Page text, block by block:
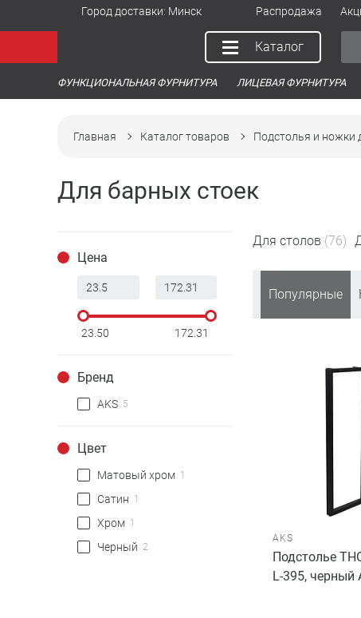
Город доставки: Минск Распродажа
Каталог
ФУНКЦИОНАЛЬНАЯ ФУРНИТУРА ЛИЦЕВАЯ ФУРНИТУРА
Главная Каталог товаров Подстолья и ножки
Для барных стоек
Цена
23.50 172.31
Бренд
AKS 5
Цвет
Матовый хром 1
Сатин 1
Хром 1
Черный 2
Для столов (76)
Популярные
AKS
Подстолье
L-395, черный